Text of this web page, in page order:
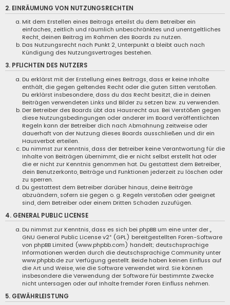
2. EINRÄUMUNG VON NUTZUNGSRECHTEN
Mit dem Erstellen eines Beitrags erteilst du dem Betreiber ein
einfaches, zeitlich und räumlich unbeschränktes und unentgeltliches
Recht, deinen Beitrag im Rahmen des Boards zu nutzen.
Das Nutzungsrecht nach Punkt 2, Unterpunkt a bleibt auch nach
Kündigung des Nutzungsvertrages bestehen.
3. PFLICHTEN DES NUTZERS
Du erklärst mit der Erstellung eines Beitrags, dass er keine Inhalte
enthält, die gegen geltendes Recht oder die guten Sitten verstoßen.
Du erklärst insbesondere, dass du das Recht besitzt, die in deinen
Beiträgen verwendeten Links und Bilder zu setzen bzw. zu verwenden.
Der Betreiber des Boards übt das Hausrecht aus. Bei Verstößen gegen
diese Nutzungsbedingungen oder anderer im Board veröffentlichten
Regeln kann der Betreiber dich nach Abmahnung zeitweise oder
dauerhaft von der Nutzung dieses Boards ausschließen und dir ein
Hausverbot erteilen.
Du nimmst zur Kenntnis, dass der Betreiber keine Verantwortung für die
Inhalte von Beiträgen übernimmt, die er nicht selbst erstellt hat oder
die er nicht zur Kenntnis genommen hat. Du gestattest dem Betreiber,
dein Benutzerkonto, Beiträge und Funktionen jederzeit zu löschen oder
zu sperren.
Du gestattest dem Betreiber darüber hinaus, deine Beiträge
abzuändern, sofern sie gegen o. g. Regeln verstoßen oder geeignet
sind, dem Betreiber oder einem Dritten Schaden zuzufügen.
4. GENERAL PUBLIC LICENSE
Du nimmst zur Kenntnis, dass es sich bei phpBB um eine unter der „
GNU General Public License v2“ (GPL) bereitgestellten Foren-Software
von phpBB Limited (www.phpbb.com) handelt; deutschsprachige
Informationen werden durch die deutschsprachige Community unter
www.phpbb.de zur Verfügung gestellt. Beide haben keinen Einfluss auf
die Art und Weise, wie die Software verwendet wird. Sie können
insbesondere die Verwendung der Software für bestimmte Zwecke
nicht untersagen oder auf Inhalte fremder Foren Einfluss nehmen.
5. GEWÄHRLEISTUNG